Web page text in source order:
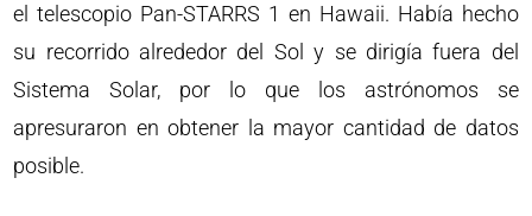
el telescopio Pan-STARRS 1 en Hawaii. Había hecho
su recorrido alrededor del Sol y se dirigía fuera del
Sistema Solar, por lo que los astrónomos se
apresuraron en obtener la mayor cantidad de datos
posible.